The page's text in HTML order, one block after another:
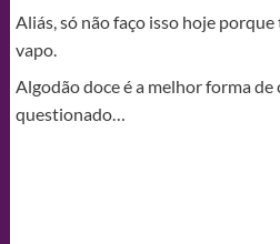
Aliás, só não faço isso hoje
vapo.
Algodão doce é a melhor forma de
questionado…